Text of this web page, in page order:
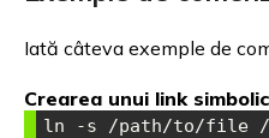
Iată câteva exemple de
Crearea unui link
ln -s /path/to/file /